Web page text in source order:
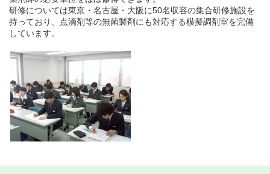
研修については東京・名古屋・大阪に50名収容の集合研修施設を
持っており、点滴剤等の無菌製剤にも対応する模擬調剤室を完備
しています。